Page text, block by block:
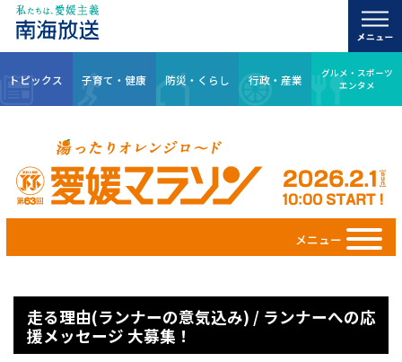
トピックス 子育て・健康 防災・くらし 行政・産業
グルメ・スポーツ
エンタメ
メニュー
走る理由(ランナーの意気込み) / ランナーへの応
援メッセージ 大募集！